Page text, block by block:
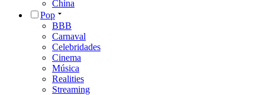
China
Pop
BBB
Carnaval
Celebridades
Cinema
Música
Realities
Streaming